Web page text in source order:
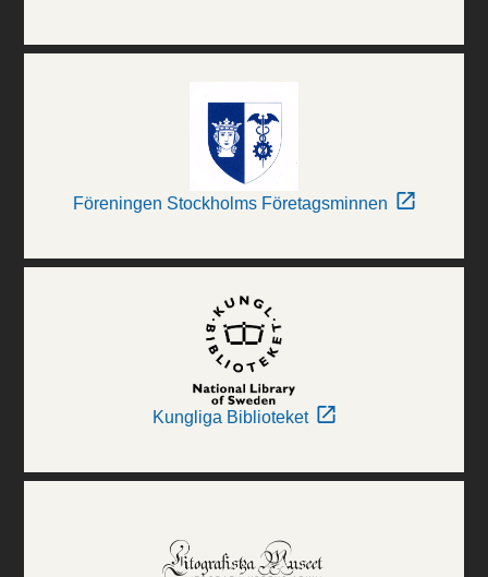
Föreningen Stockholms Företagsminnen
Kungliga Biblioteket